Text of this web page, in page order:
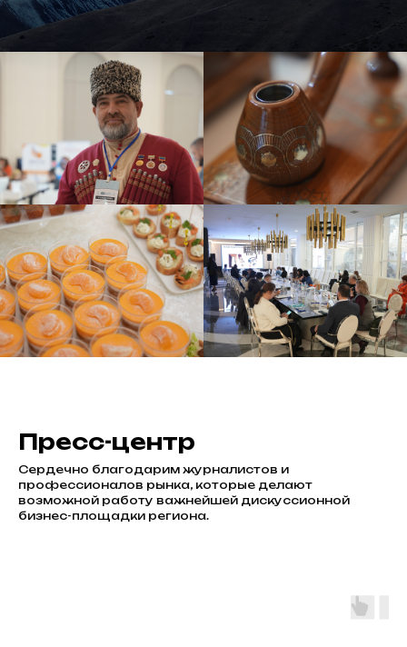
Пресс-центр
Сердечно благодарим журналистов и
профессионалов рынка, которые делают
возможной работу важнейшей дискуссионной
бизнес-площадки региона.